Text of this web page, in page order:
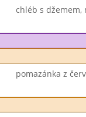
chléb s džemem,
pomazánka z